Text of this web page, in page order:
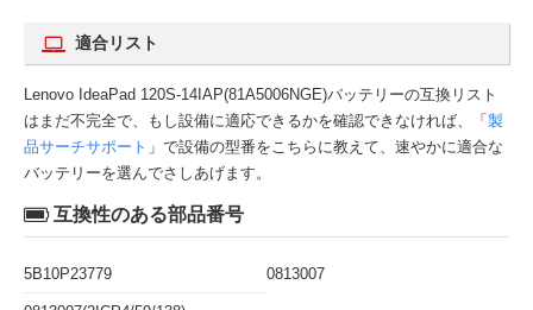
適合リスト
Lenovo IdeaPad 120S-14IAP(81A5006NGE)バッテリーの互換リスト
はまだ不完全で、もし設備に適応できるかを確認できなければ、「 製
品サーチサポート 」で設備の型番をこちらに教えて、速やかに適合な
バッテリーを選んでさしあげます。
互換性のある部品番号
5B10P23779 0813007